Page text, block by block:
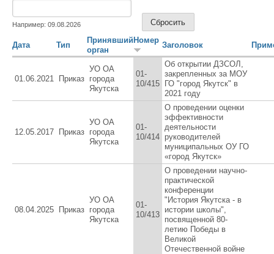
Например: 09.08.2026
Дата Тип
Принявший
орган
Номер
Заголовок
01.06.2021 Приказ
УО ОА
города
Якутска
01-
10/415
Об открытии ДЗСОЛ,
закрепленных за МОУ
ГО "город Якутск" в
2021 году
12.05.2017 Приказ
УО ОА
города
Якутска
01-
10/414
О проведении оценки
эффективности
деятельности
руководителей
муниципальных ОУ ГО
«город Якутск»
08.04.2025 Приказ
УО ОА
города
Якутска
01-
10/413
О проведении научно-
практической
конференции
"История Якутска - в
истории школы",
посвященной 80-
летию Победы в
Великой
Отечественной войне